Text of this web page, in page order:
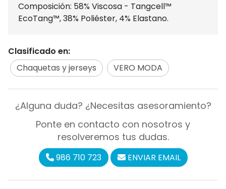
Composición: 58% Viscosa - Tangcell™
EcoTang™, 38% Poliéster, 4% Elastano.
Clasificado en:
Chaquetas y jerseys
VERO MODA
¿Alguna duda? ¿Necesitas asesoramiento?
Ponte en contacto con nosotros y
resolveremos tus dudas.
986 710 723 ENVIAR EMAIL